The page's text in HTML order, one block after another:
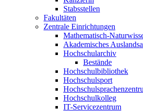
Stabsstellen
Fakultäten
Zentrale Einrichtungen
Mathematisch-
Akademisches
Hochschularchiv
Bestände
Hochschulbibliothek
Hochschulsport
Hochschulkolleg
IT-Servicezentrum